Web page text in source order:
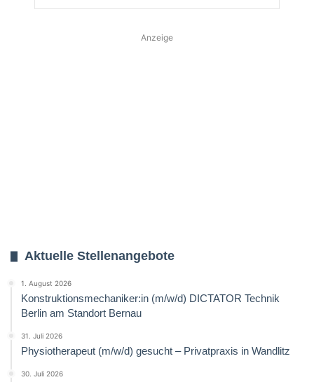
Anzeige
Aktuelle Stellenangebote
1. August 2026
Konstruktionsmechaniker:in (m/w/d) DICTATOR Technik
Berlin am Standort Bernau
31. Juli 2026
Physiotherapeut (m/w/d) gesucht – Privatpraxis in Wandlitz
30. Juli 2026